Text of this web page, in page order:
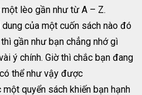
lèo gần như từ A – Z.
của một cuốn sách nào đó
gần như bạn chẳng nhớ gì
ý chính. Giờ thì chắc bạn đang
thể như vậy được
một quyển sách khiến bạn hạnh